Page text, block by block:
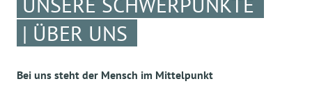
| ÜBER UNS
Bei uns steht der Mensch im Mittelpunkt